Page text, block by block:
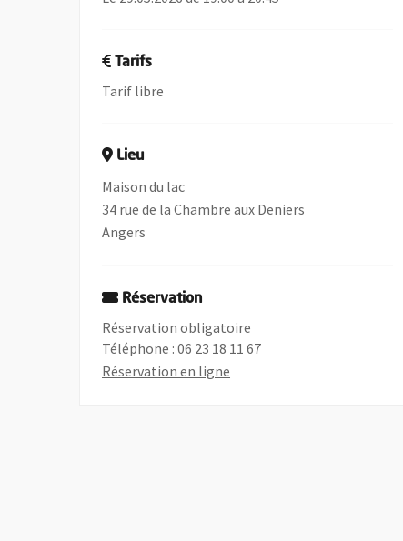
Tarifs
Tarif libre
Lieu
Maison du lac
34 rue de la Chambre aux Deniers
Angers
Réservation
Réservation obligatoire
Téléphone : 06 23 18 11 67
Réservation en ligne